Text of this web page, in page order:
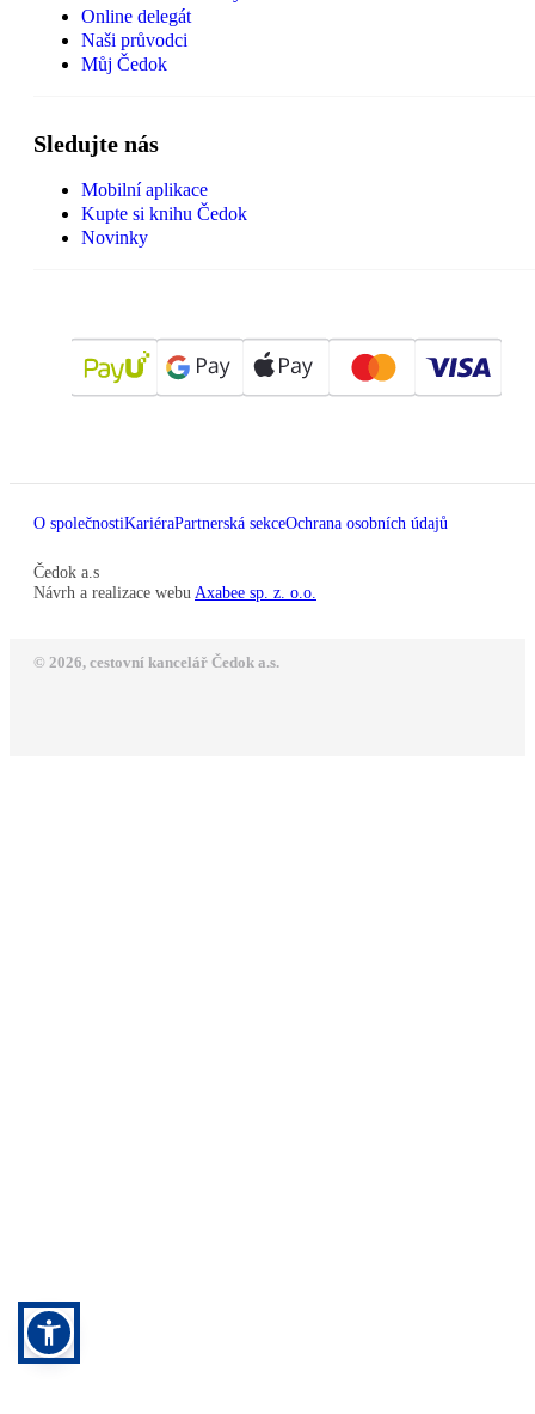
Online delegát
Naši průvodci
Můj Čedok
Sledujte nás
Mobilní aplikace
Kupte si knihu Čedok
Novinky
O společnostiKariéraPartnerská sekceOchrana osobních údajů
Čedok a.s
Návrh a realizace webu Axabee sp. z. o.o.
© 2026, cestovní kancelář Čedok a.s.